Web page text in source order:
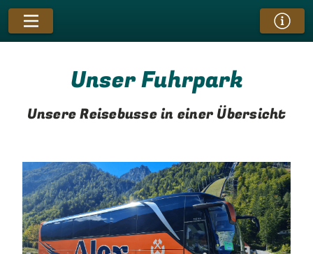
Unser Fuhrpark
Unsere Reisebusse in einer Übersicht